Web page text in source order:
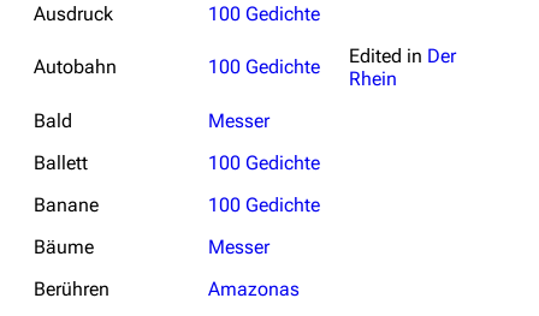
Ausdruck 100 Gedichte
Autobahn 100 Gedichte Edited in Der
Rhein
Bald
Messer
Ballett
100 Gedichte
Banane
100 Gedichte
Bäume
Messer
Berühren
Amazonas